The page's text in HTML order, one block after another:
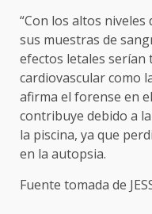
“Con los altos
sus muestras de
efectos letales
cardiovascular como
afirma el forense en
contribuye debido a
la piscina, ya que
en la autopsia.
Fuente tomada de